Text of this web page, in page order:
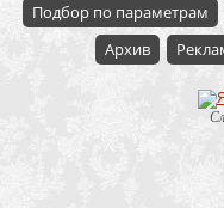
Подбор по параметрам
Архив